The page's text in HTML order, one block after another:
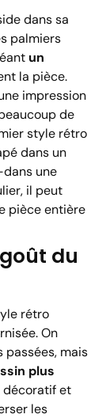
dans sa
palmiers
un
la pièce.
impression
de
style rétro
dans un
une
il peut
pièce entière
du
rétro
On
passées, mais
plus
décoratif et
les